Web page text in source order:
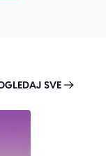
SVE